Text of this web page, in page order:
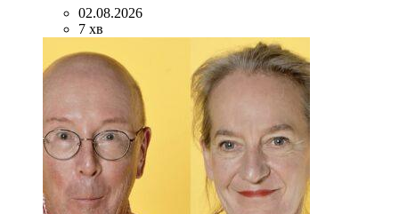
02.08.2026
7 хв